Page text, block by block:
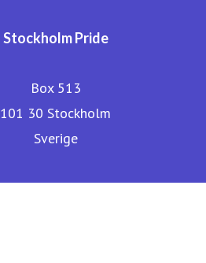
Stockholm Pride
Box 513
101 30 Stockholm
Sverige